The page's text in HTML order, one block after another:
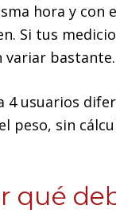
hora y con
Si tus
variar bastante.
4 usuarios
peso, sin
qué